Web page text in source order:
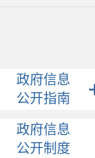
政府信息
公开指南
政府信息
公开制度